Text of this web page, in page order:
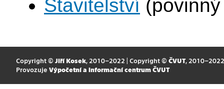
Stavitelství
Copyright © Jiří Kosek, 2010–2022 | Copyright © ČVUT, 2010–2022
Provozuje Výpočetní a informační centrum ČVUT